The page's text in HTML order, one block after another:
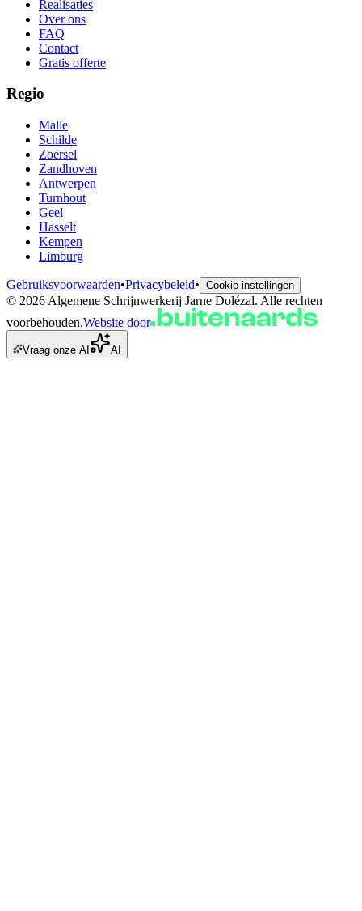
Realisaties
Over ons
FAQ
Contact
Gratis offerte
Regio
Malle
Schilde
Zoersel
Zandhoven
Antwerpen
Turnhout
Geel
Hasselt
Kempen
Limburg
Gebruiksvoorwaarden•Privacybeleid• Cookie instellingen
© 2026 Algemene Schrijnwerkerij Jarne Dolézal. Alle rechten
voorbehouden.Website door
Vraag onze AI AI